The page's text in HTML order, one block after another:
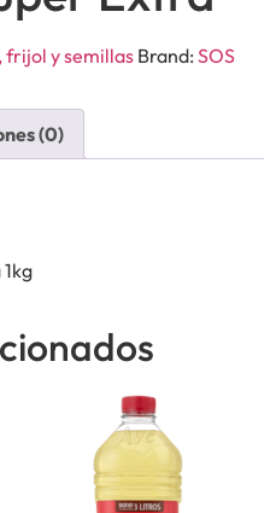
frijol y semillas Brand: SOS
(0)